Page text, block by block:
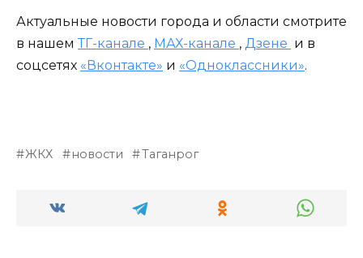
Актуальные новости города и области смотрите
в нашем ТГ-канале , МАХ-канале , Дзене и в
соцсетях «Вконтакте» и «Одноклассники».
ЖКХ новости Таганрог